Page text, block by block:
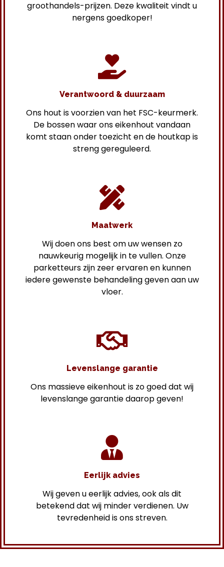
groothandels-prijzen. Deze kwaliteit vindt u
nergens goedkoper!
Verantwoord & duurzaam
Ons hout is voorzien van het FSC-keurmerk.
De bossen waar ons eikenhout vandaan
komt staan onder toezicht en de houtkap is
streng gereguleerd.
Maatwerk
Wij doen ons best om uw wensen zo
nauwkeurig mogelijk in te vullen. Onze
parketteurs zijn zeer ervaren en kunnen
iedere gewenste behandeling geven aan uw
vloer.
Levenslange garantie
Ons massieve eikenhout is zo goed dat wij
levenslange garantie daarop geven!
Eerlijk advies
Wij geven u eerlijk advies, ook als dit
betekend dat wij minder verdienen. Uw
tevredenheid is ons streven.